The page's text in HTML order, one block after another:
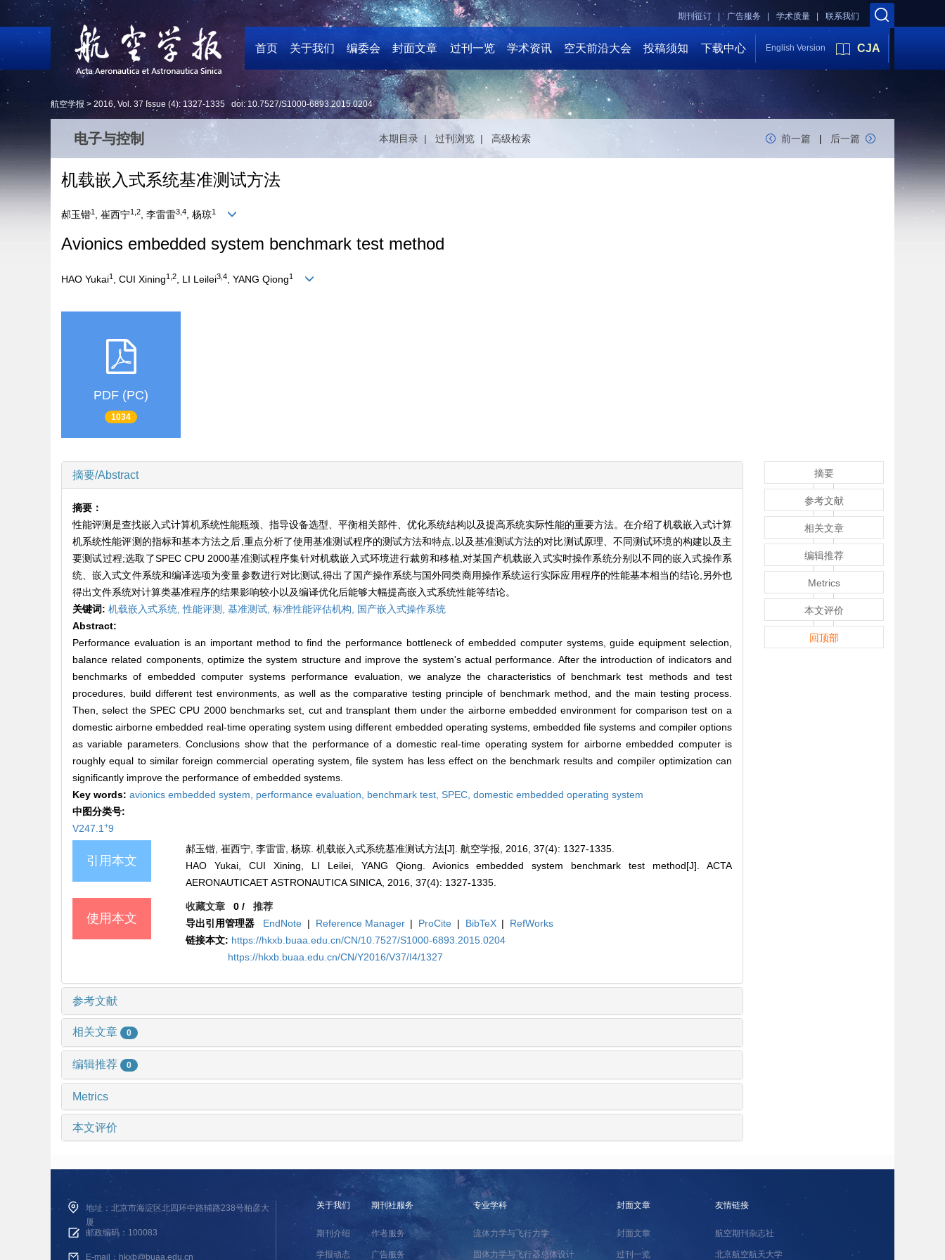
联系我们
学术质量 |
广告服务 |
期刊征订 |
首页 关于我们 编委会 封面文章 过刊一览 学术资讯 空天前沿大会 投稿须知 下载中心 English Version CJA
航空学报 > 2016, Vol. 37 Issue (4): 1327-1335 doi:10.7527/S1000-6893.2015.0204
电子与控制 本期目录 | 过刊浏览 | 高级检索 前一篇 | 后一篇
机载嵌入式系统基准测试方法
郝玉锴1 , 崔西宁1,2, 李雷雷3,4, 杨琼1
Avionics embedded system benchmark test method
HAO Yukai1 , CUI Xining1,2 , LI Leilei3,4 , YANG Qiong1
PDF (PC)
1034
摘要/Abstract
摘要：
性能评测是查找嵌入式计算机系统性能瓶颈、指导设备选型、平衡相关部件、优化系统结构以及提高系统实际性能的重要方法。在介绍了机载嵌入式计算
机系统性能评测的指标和基本方法之后,重点分析了使用基准测试程序的测试方法和特点,以及基准测试方法的对比测试原理、不同测试环境的构建以及主
要测试过程;选取了SPEC CPU 2000基准测试程序集针对机载嵌入式环境进行裁剪和移植,对某国产机载嵌入式实时操作系统分别以不同的嵌入式操作系
统、嵌入式文件系统和编译选项为变量参数进行对比测试,得出了国产操作系统与国外同类商用操作系统运行实际应用程序的性能基本相当的结论,另外也
得出文件系统对计算类基准程序的结果影响较小以及编译优化后能够大幅提高嵌入式系统性能等结论。
关键词: 机载嵌入式系统,性能评测, 基准测试, 标准性能评估机构, 国产嵌入式操作系统
Abstract:
Performance evaluation is an important method to find the performance bottleneck of embedded computer systems, guide equipment selection,
balance related components, optimize the system structure and improve the system's actual performance. After the introduction of indicators and
benchmarks of embedded computer systems performance evaluation, we analyze the characteristics of benchmark test methods and test
procedures, build different test environments, as well as the comparative testing principle of benchmark method, and the main testing process.
Then, select the SPEC CPU 2000 benchmarks set, cut and transplant them under the airborne embedded environment for comparison test on a
domestic airborne embedded real-time operating system using different embedded operating systems, embedded file systems and compiler options
as variable parameters. Conclusions show that the performance of a domestic real-time operating system for airborne embedded computer is
roughly equal to similar foreign commercial operating system, file system has less effect on the benchmark results and compiler optimization can
significantly improve the performance of embedded systems.
Key words: avionics embedded system, performance evaluation, benchmark test, SPEC, domestic embedded operating system
中图分类号:
V247.1+9
引用本文
郝玉锴, 崔西宁, 李雷雷, 杨琼. 机载嵌入式系统基准测试方法[J]. 航空学报, 2016, 37(4): 1327-1335.
HAO Yukai, CUI Xining, LI Leilei, YANG Qiong. Avionics embedded system benchmark test method[J]. ACTA
AERONAUTICAET ASTRONAUTICA SINICA, 2016, 37(4): 1327-1335.
使用本文
收藏文章 0 /推荐
导出引用管理器
EndNote | Reference Manager | ProCite | BibTeX |
RefWorks
链接本文: https://hkxb.buaa.edu.cn/CN/10.7527/S1000-6893.2015.0204
https://hkxb.buaa.edu.cn/CN/Y2016/V37/I4/1327
参考文献
相关文章 0
编辑推荐 0
Metrics
本文评价
摘要
参考文献
相关文章
编辑推荐
Metrics
本文评价
回顶部
地址：北京市海淀区北四环中路辅路238号柏彦大
厦
邮政编码：100083
E-mail：hkxb@buaa.edu.cn
关于我们
期刊介绍
学报动态
期刊社服务
作者服务
广告服务
专业学科
流体力学与飞行力学
固体力学与飞行器总体设计
封面文章
封面文章
过刊一览
友情链接
航空期刊杂志社
北京航空航天大学